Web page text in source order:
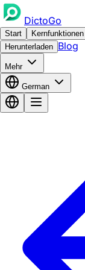
DictoGo
Start Kernfunktionen
Herunterladen Blog
Mehr
German